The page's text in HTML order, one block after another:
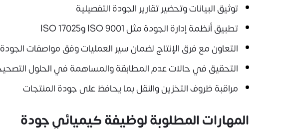
توثيق البيانات وتحضير تقارير الجودة التفصيلية
تطبيق أنظمة إدارة الجودة مثل ISO 9001 وISO 17025
التعاون مع فرق الإنتاج لضمان سير العمليات وفق مواصفات الجودة
التحقيق في حالات عدم المطابقة والمساهمة في الحلول
مراقبة ظروف التخزين والنقل بما يحافظ على جودة المنتجات
المهارات المطلوبة لوظيفة كيميائي جودة